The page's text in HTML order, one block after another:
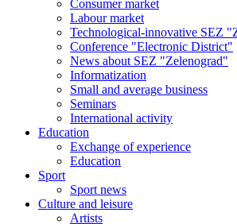
Consumer market
Labour market
Technological-innovative SEZ
Conference "Electronic District"
News about SEZ "Zelenograd"
Informatization
Small and average business
Seminars
International activity
Education
Exchange of experience
Education
Sport
Sport news
Culture and leisure
Artists